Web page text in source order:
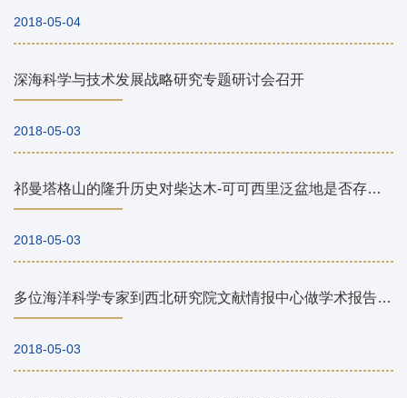
2018-05-04
深海科学与技术发展战略研究专题研讨会召开
2018-05-03
祁曼塔格山的隆升历史对柴达木-可可西里泛盆地是否存在的约束
2018-05-03
多位海洋科学专家到西北研究院文献情报中心做学术报告交流
2018-05-03